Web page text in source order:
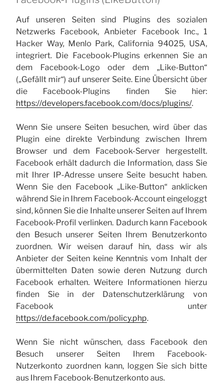
Auf unseren Seiten sind Plugins des sozialen
Netzwerks Facebook, Anbieter Facebook Inc., 1
Hacker Way, Menlo Park, California 94025, USA,
integriert. Die Facebook-Plugins erkennen Sie an
dem Facebook-Logo oder dem „Like-Button“
(„Gefällt mir“) auf unserer Seite. Eine Übersicht über
die Facebook-Plugins finden Sie hier:
https://developers.facebook.com/docs/plugins/.
Wenn Sie unsere Seiten besuchen, wird über das
Plugin eine direkte Verbindung zwischen Ihrem
Browser und dem Facebook-Server hergestellt.
Facebook erhält dadurch die Information, dass Sie
mit Ihrer IP-Adresse unsere Seite besucht haben.
Wenn Sie den Facebook „Like-Button“ anklicken
während Sie in Ihrem Facebook-Account eingeloggt
sind, können Sie die Inhalte unserer Seiten auf Ihrem
Facebook-Profil verlinken. Dadurch kann Facebook
den Besuch unserer Seiten Ihrem Benutzerkonto
zuordnen. Wir weisen darauf hin, dass wir als
Anbieter der Seiten keine Kenntnis vom Inhalt der
übermittelten Daten sowie deren Nutzung durch
Facebook erhalten. Weitere Informationen hierzu
finden Sie in der Datenschutzerklärung von
Facebook unter
https://de.facebook.com/policy.php.
Wenn Sie nicht wünschen, dass Facebook den
Besuch unserer Seiten Ihrem Facebook-
Nutzerkonto zuordnen kann, loggen Sie sich bitte
aus Ihrem Facebook-Benutzerkonto aus.